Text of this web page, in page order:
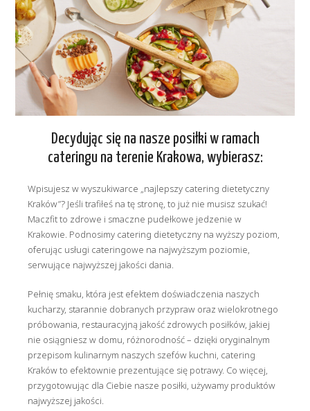
Decydując się na nasze posiłki w ramach
cateringu na terenie Krakowa, wybierasz:
Wpisujesz w wyszukiwarce „najlepszy catering dietetyczny
Kraków”? Jeśli trafiłeś na tę stronę, to już nie musisz szukać!
Maczfit to zdrowe i smaczne pudełkowe jedzenie w
Krakowie. Podnosimy catering dietetyczny na wyższy poziom,
oferując usługi cateringowe na najwyższym poziomie,
serwujące najwyższej jakości dania.
Pełnię smaku, która jest efektem doświadczenia naszych
kucharzy, starannie dobranych przypraw oraz wielokrotnego
próbowania, restauracyjną jakość zdrowych posiłków, jakiej
nie osiągniesz w domu, różnorodność – dzięki oryginalnym
przepisom kulinarnym naszych szefów kuchni, catering
Kraków to efektownie prezentujące się potrawy. Co więcej,
przygotowując dla Ciebie nasze posiłki, używamy produktów
najwyższej jakości.